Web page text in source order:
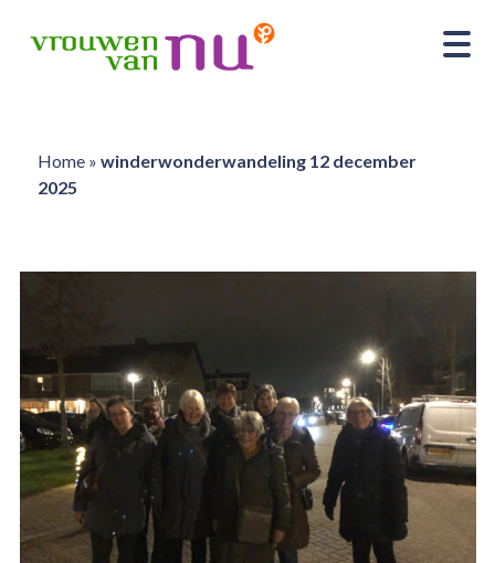
Home» winderwonderwandeling 12 december
2025